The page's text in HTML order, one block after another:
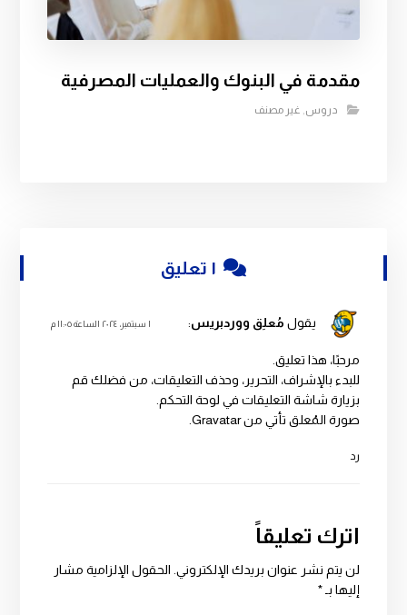
مقدمة في البنوك والعمليات المصرفية
دروس, غير مصنف
١ تعليق
يقول مُعلِق ووردبريس: ١ سبتمبر، ٢٠٢٤ الساعة ١١:٠٥ م
مرحبًا، هذا تعليق.
للبدء بالإشراف، التحرير، وحذف التعليقات، من فضلك قم
بزيارة شاشة التعليقات في لوحة التحكم.
صورة المُعلق تأتي منGravatar
رد
اترك تعليقاً
لن يتم نشر عنوان بريدك الإلكتروني. الحقول الإلزامية مشار
إليها بـ*